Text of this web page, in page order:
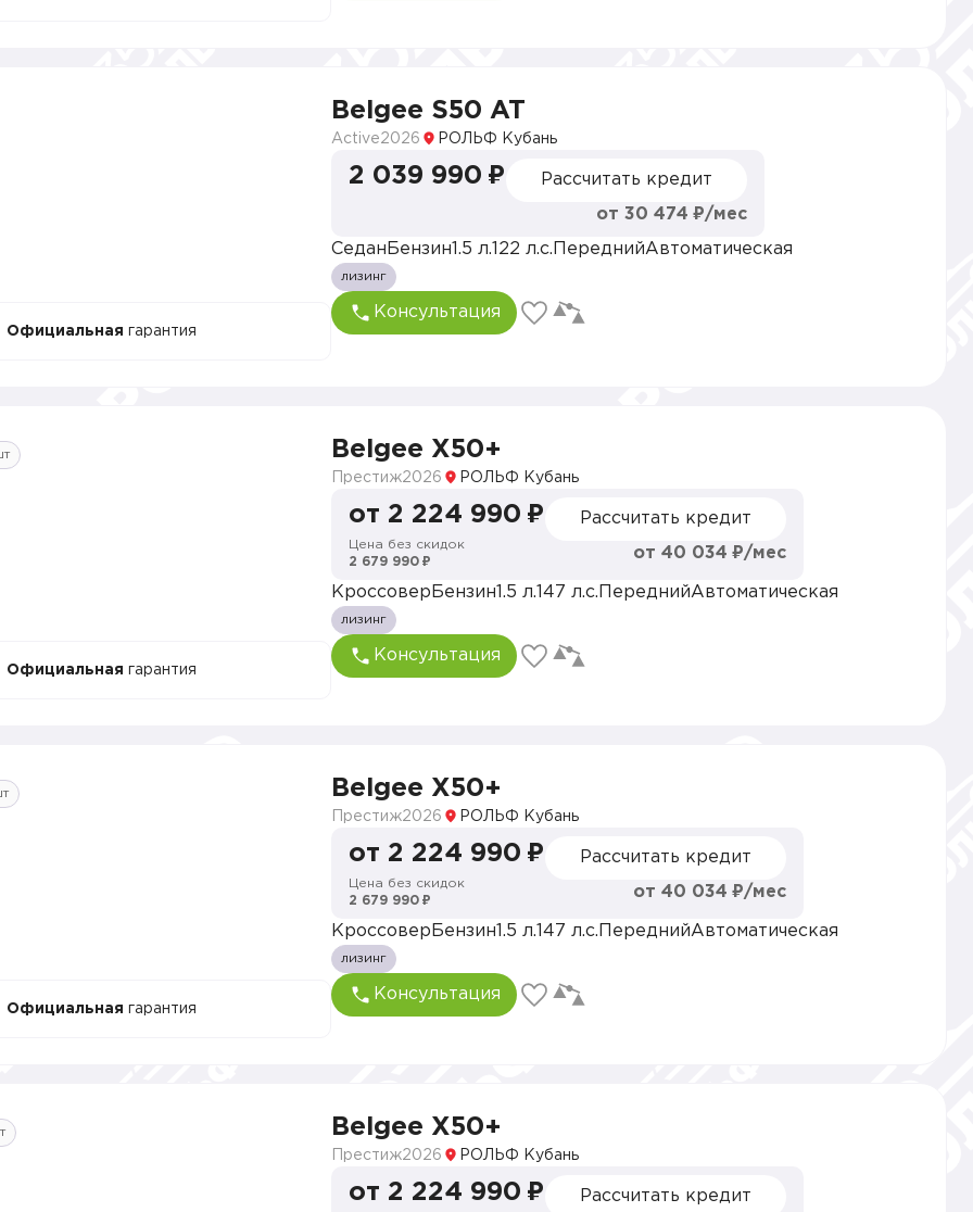
Официальная гарантия
Belgee S50 AT
Active2026 РОЛЬФ Кубань
2 039 990 ₽ Рассчитать кредит
от 30 474 ₽/мес
Седан Бензин 1.5 л. 122 л.с. ПереднийАвтоматическая
лизинг
Консультация
Официальная гарантия
Belgee X50+
Престиж2026 РОЛЬФ Кубань
от 2 224 990 ₽
Цена без скидок
2 679 990 ₽
Рассчитать кредит
от 40 034 ₽/мес
Кроссовер Бензин 1.5 л. 147 л.с. ПереднийАвтоматическая
лизинг
Консультация
Официальная гарантия
Belgee X50+
Престиж2026 РОЛЬФ Кубань
от 2 224 990 ₽
Цена без скидок
2 679 990 ₽
Рассчитать кредит
от 40 034 ₽/мес
Кроссовер Бензин 1.5 л. 147 л.с. ПереднийАвтоматическая
лизинг
Консультация
Belgee X50+
Престиж2026 РОЛЬФ Кубань
от 2 224 990 ₽ Рассчитать кредит